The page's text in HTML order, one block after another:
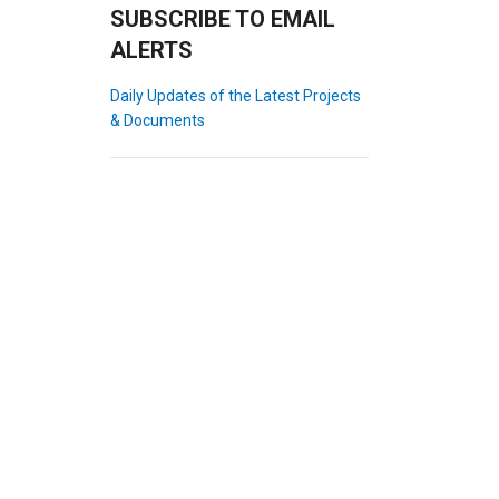
SUBSCRIBE TO EMAIL
ALERTS
Daily Updates of the Latest Projects
& Documents